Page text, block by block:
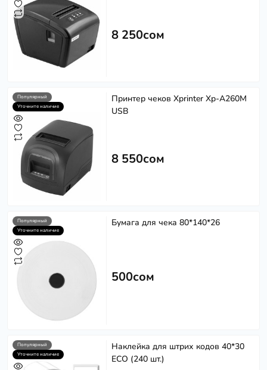
8 250сом
Популярный
Уточните наличие
Принтер чеков Xprinter Xp-A260M
USB
8 550сом
Популярный
Уточните наличие
Бумага для чека 80*140*26
500сом
Популярный
Уточните наличие
Наклейка для штрих кодов 40*30
ECO (240 шт.)